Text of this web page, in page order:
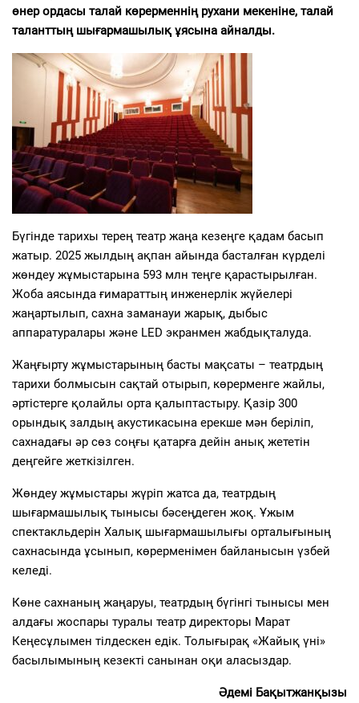
өнер ордасы талай көрерменнің рухани мекеніне, талай
таланттың шығармашылық ұясына айналды.
Бүгінде тарихы терең театр жаңа кезеңге қадам басып
жатыр. 2025 жылдың ақпан айында басталған күрделі
жөндеу жұмыстарына 593 млн теңге қарастырылған.
Жоба аясында ғимараттың инженерлік жүйелері
жаңартылып, сахна заманауи жарық, дыбыс
аппаратуралары және LED экранмен жабдықталуда.
Жаңғырту жұмыстарының басты мақсаты – театрдың
тарихи болмысын сақтай отырып, көрерменге жайлы,
әртістерге қолайлы орта қалыптастыру. Қазір 300
орындық залдың акустикасына ерекше мән беріліп,
сахнадағы әр сөз соңғы қатарға дейін анық жететін
деңгейге жеткізілген.
Жөндеу жұмыстары жүріп жатса да, театрдың
шығармашылық тынысы бәсеңдеген жоқ. Ұжым
спектакльдерін Халық шығармашылығы орталығының
сахнасында ұсынып, көрерменімен байланысын үзбей
келеді.
Көне сахнаның жаңаруы, театрдың бүгінгі тынысы мен
алдағы жоспары туралы театр директоры Марат
Кеңесұлымен тілдескен едік. Толығырақ «Жайық үні»
басылымының кезекті санынан оқи аласыздар.
Әдемі Бақытжанқызы